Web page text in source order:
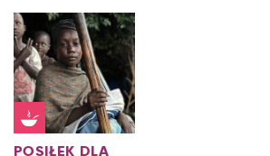
POSIŁEK DLA